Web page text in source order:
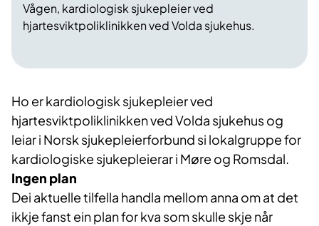
Vågen, kardiologisk sjukepleier ved
hjartesviktpoliklinikken ved Volda sjukehus.
Ho er kardiologisk sjukepleier ved
hjartesviktpoliklinikken ved Volda sjukehus og
leiar i Norsk sjukepleierforbund si lokalgruppe for
kardiologiske sjukepleierar i Møre og Romsdal.
Ingen plan
Dei aktuelle tilfella handla mellom anna om at det
ikkje fanst ein plan for kva som skulle skje når